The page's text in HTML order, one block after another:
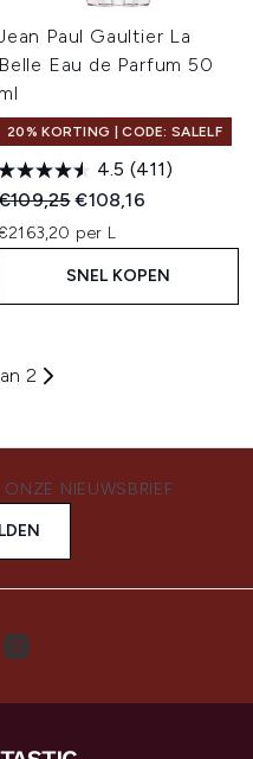
Paul Gaultier La
Belle Eau de Parfum 50
ml
20% KORTING | CODE: SALELF
4.5 (411)
Retail Price:
Huidige prijs:
€108,16
per L
SNEL KOPEN
2
NIEUWSBRIEF